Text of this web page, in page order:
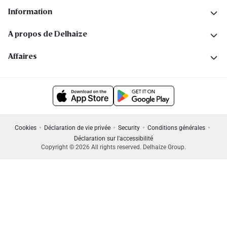
Information
A propos de Delhaize
Affaires
Cookies Déclaration de vie privée Security
Conditions générales
Déclaration sur l'accessibilité
Copyright © 2026 All rights reserved. Delhaize Group.